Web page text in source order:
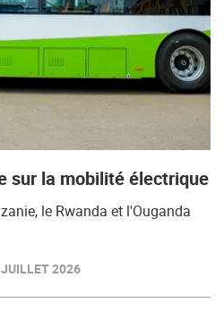
sur la mobilité électrique
le Rwanda et l'Ouganda
JUILLET 2026